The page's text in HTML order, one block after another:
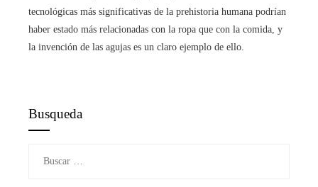
tecnológicas más significativas de la prehistoria humana podrían
haber estado más relacionadas con la ropa que con la comida, y
la invención de las agujas es un claro ejemplo de ello.
Busqueda